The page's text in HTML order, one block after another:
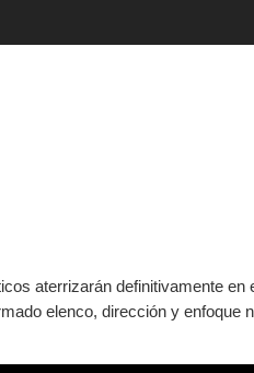
aterrizarán definitivamente
elenco, dirección y enfoque